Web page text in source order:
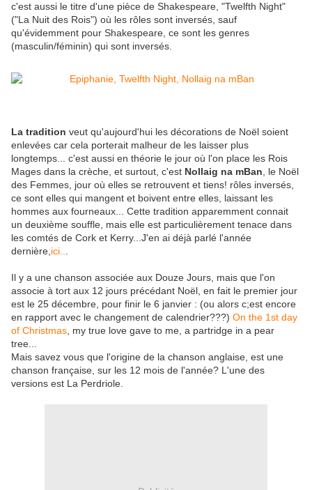
c'est aussi le titre d'une pièce de Shakespeare, "Twelfth Night"
("La Nuit des Rois") où les rôles sont inversés, sauf
qu'évidemment pour Shakespeare, ce sont les genres
(masculin/féminin) qui sont inversés.
La tradition veut qu'aujourd'hui les décorations de Noël soient
enlevées car cela porterait malheur de les laisser plus
longtemps... c'est aussi en théorie le jour où l'on place les Rois
Mages dans la crèche, et surtout, c'est Nollaig na mBan , le Noël
des Femmes, jour où elles se retrouvent et tiens! rôles inversés,
ce sont elles qui mangent et boivent entre elles, laissant les
hommes aux fourneaux... Cette tradition apparemment connait
un deuxième souffle, mais elle est particulièrement tenace dans
les comtés de Cork et Kerry...J'en ai déjà parlé l'année
dernière, ici..
Il y a une chanson associée aux Douze Jours, mais que l'on
associe à tort aux 12 jours précédant Noël, en fait le premier jour
est le 25 décembre, pour finir le 6 janvier : (ou alors c;est encore
en rapport avec le changement de calendrier???) On the 1st day
of Christmas , my true love gave to me, a partridge in a pear
tree...
Mais savez vous que l'origine de la chanson anglaise, est une
chanson française, sur les 12 mois de l'année? L'une des
versions est La Perdriole.